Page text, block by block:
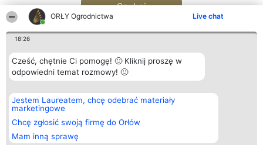
ORŁY Ogrodnictwa Live chat
18:26
Cześć, chętnie Ci pomogę! 🙂 Kliknij proszę w
odpowiedni temat rozmowy! 🙂
Jestem Laureatem, chcę odebrać materiały
marketingowe
Chcę zgłosić swoją firmę do Orłów
Mam inną sprawę
Szukaj
Organizator plebiscytu
Bright Side Solutions sp. z o.
o. sp. k.
ul. Ruska 22
Wrocław 50-079
KRS 0000749100 | Regon
Plebiscyt
Laureaci
wszystkich
Laureatów
Kontakt
Kontakt